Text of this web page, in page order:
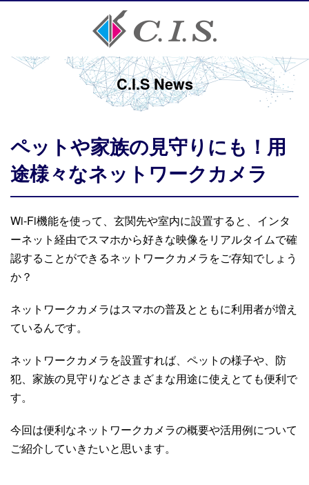
C.I.S News
ペットや家族の見守りにも！用
途様々なネットワークカメラ
Wi-Fi機能を使って、玄関先や室内に設置すると、インタ
ーネット経由でスマホから好きな映像をリアルタイムで確
認することができるネットワークカメラをご存知でしょう
か？
ネットワークカメラはスマホの普及とともに利用者が増え
ているんです。
ネットワークカメラを設置すれば、ペットの様子や、防
犯、家族の見守りなどさまざまな用途に使えとても便利で
す。
今回は便利なネットワークカメラの概要や活用例について
ご紹介していきたいと思います。